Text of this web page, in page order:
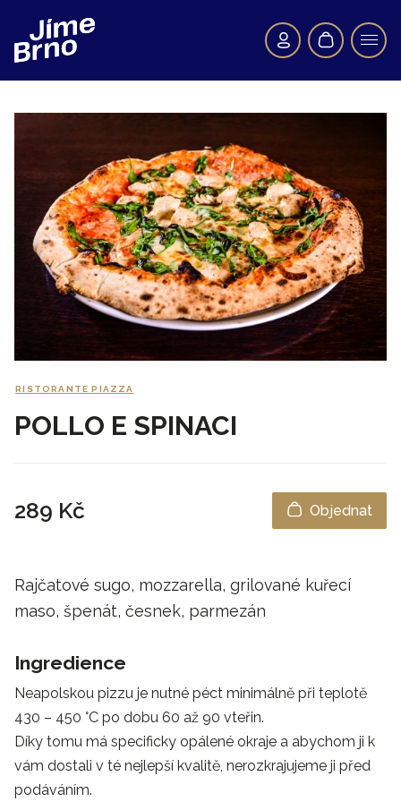
RISTORANTE PIAZZA
POLLO E SPINACI
289 Kč Objednat
Rajčatové sugo, mozzarella, grilované kuřecí
maso, špenát, česnek, parmezán
Ingredience
Neapolskou pizzu je nutné péct minimálně při teplotě
430 – 450 °C po dobu 60 až 90 vteřin.
Díky tomu má specificky opálené okraje a abychom ji k
vám dostali v té nejlepší kvalitě, nerozkrajujeme ji před
podáváním.